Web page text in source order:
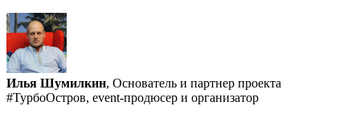
Илья Шумилкин, Основатель и партнер проекта
#ТурбоОстров, event-продюсер и организатор